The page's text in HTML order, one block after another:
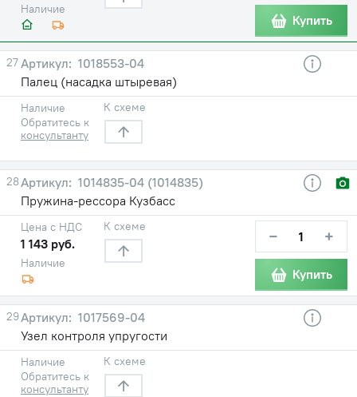
Наличие
Купить
27
1018553-04
Палец (насадка штыревая)
Наличие
Обратитесь к
консультанту
К схеме
28
1014835-04 (1014835)
Пружина-рессора Кузбасс
Наличие
Цена с НДС
1 143 руб.
К схеме − +
Купить
29
1017569-04
Узел контроля упругости
Наличие
Обратитесь к
консультанту
К схеме